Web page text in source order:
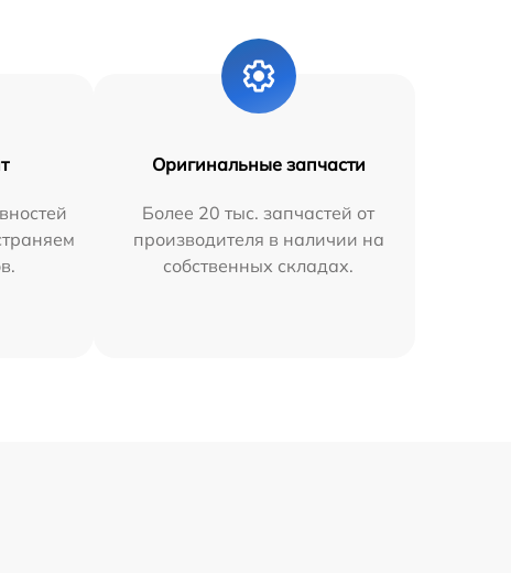
Оригинальные запчасти
Более 20 тыс. запчастей от
производителя в наличии на
собственных складах.